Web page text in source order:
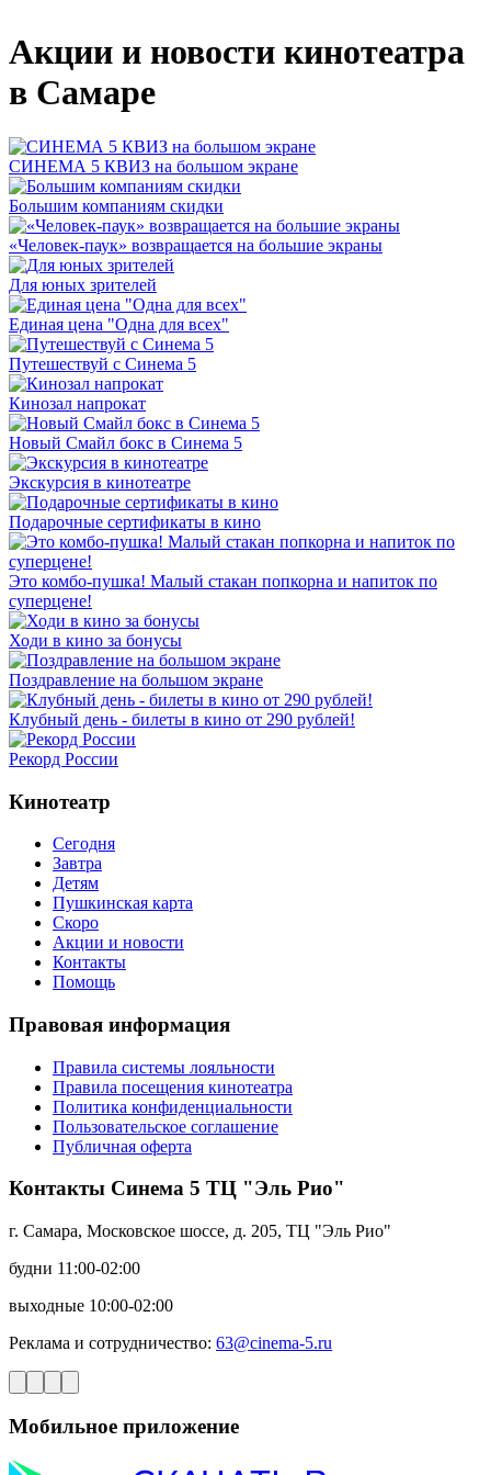
Акции и новости кинотеатра
в Самаре
СИНЕМА 5 КВИЗ на большом экране
Большим компаниям скидки
«Человек-паук» возвращается на большие экраны
Для юных зрителей
Единая цена "Одна для всех"
Путешествуй с Синема 5
Кинозал напрокат
Новый Смайл бокс в Синема 5
Экскурсия в кинотеатре
Подарочные сертификаты в кино
Это комбо-пушка! Малый стакан попкорна и напиток по
суперцене!
Ходи в кино за бонусы
Поздравление на большом экране
Клубный день - билеты в кино от 290 рублей!
Рекорд России
Кинотеатр
Сегодня
Завтра
Детям
Пушкинская карта
Скоро
Акции и новости
Контакты
Помощь
Правовая информация
Правила системы лояльности
Правила посещения кинотеатра
Политика конфиденциальности
Пользовательское соглашение
Публичная оферта
Контакты Синема 5 ТЦ "Эль Рио"
г. Самара, Московское шоссе, д. 205, ТЦ "Эль Рио"
будни 11:00-02:00
выходные 10:00-02:00
Реклама и сотрудничество: 63@cinema-5.ru
Мобильное приложение